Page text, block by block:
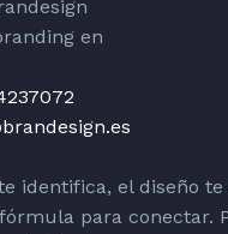
identifica, el diseño
para conectar.